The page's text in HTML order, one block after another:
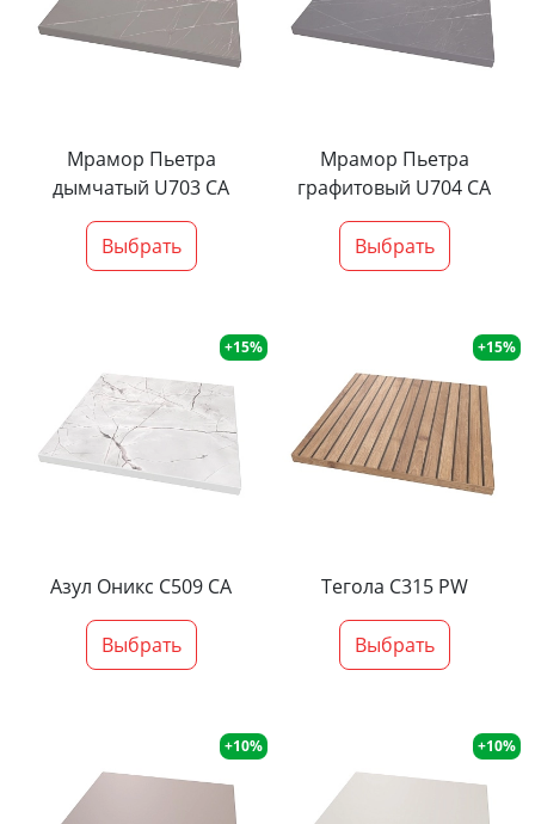
Мрамор Пьетра
дымчатый U703 CA
Выбрать
Мрамор Пьетра
графитовый U704 CA
Выбрать
+15%
Азул Оникс С509 СА
Выбрать
+15%
Тегола С315 PW
Выбрать
+10% +10%